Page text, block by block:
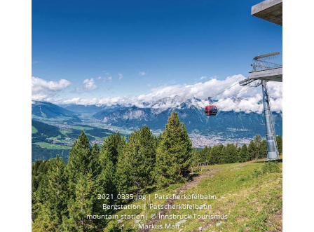
2021_0335.jpg | Patscherkofelbahn
Bergstation | Patscherkofelbahn
mountain station| © Innsbruck Tourismus
/ Markus Mair